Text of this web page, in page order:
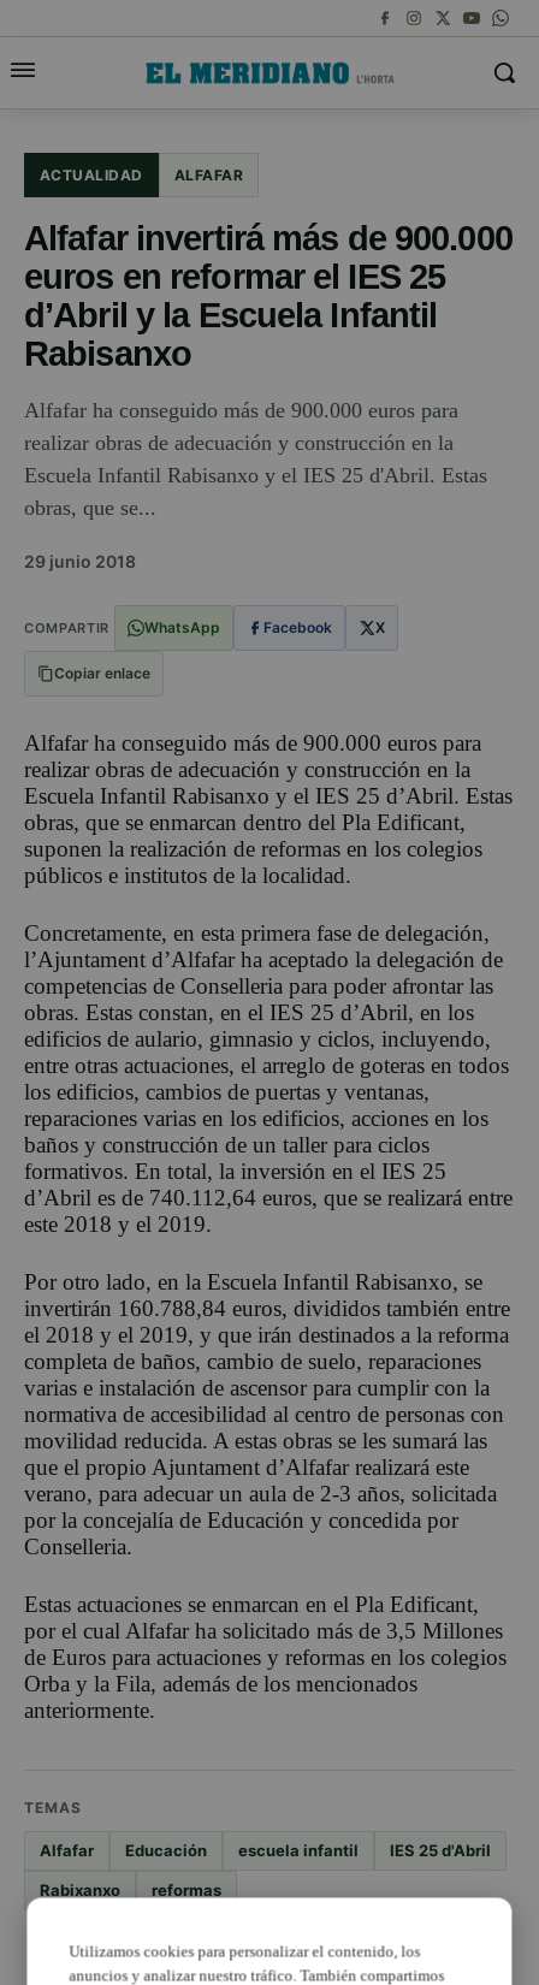
ACTUALIDAD ALFAFAR
Alfafar invertirá más de 900.000
euros en reformar el IES 25
d’Abril y la Escuela Infantil
Rabisanxo
Alfafar ha conseguido más de 900.000 euros para
realizar obras de adecuación y construcción en la
Escuela Infantil Rabisanxo y el IES 25 d'Abril. Estas
obras, que se...
29 junio 2018
COMPARTIR WhatsApp Facebook X
Copiar enlace
Alfafar ha conseguido más de 900.000 euros para
realizar obras de adecuación y construcción en la
Escuela Infantil Rabisanxo y el IES 25 d’Abril. Estas
obras, que se enmarcan dentro del Pla Edificant,
suponen la realización de reformas en los colegios
públicos e institutos de la localidad.
Concretamente, en esta primera fase de delegación,
l’Ajuntament d’Alfafar ha aceptado la delegación de
competencias de Conselleria para poder afrontar las
obras. Estas constan, en el IES 25 d’Abril, en los
edificios de aulario, gimnasio y ciclos, incluyendo,
entre otras actuaciones, el arreglo de goteras en todos
los edificios, cambios de puertas y ventanas,
reparaciones varias en los edificios, acciones en los
baños y construcción de un taller para ciclos
formativos. En total, la inversión en el IES 25
d’Abril es de 740.112,64 euros, que se realizará entre
este 2018 y el 2019.
Por otro lado, en la Escuela Infantil Rabisanxo, se
invertirán 160.788,84 euros, divididos también entre
el 2018 y el 2019, y que irán destinados a la reforma
completa de baños, cambio de suelo, reparaciones
varias e instalación de ascensor para cumplir con la
normativa de accesibilidad al centro de personas con
movilidad reducida. A estas obras se les sumará las
que el propio Ajuntament d’Alfafar realizará este
verano, para adecuar un aula de 2-3 años, solicitada
por la concejalía de Educación y concedida por
Conselleria.
Estas actuaciones se enmarcan en el Pla Edificant,
por el cual Alfafar ha solicitado más de 3,5 Millones
de Euros para actuaciones y reformas en los colegios
Orba y la Fila, además de los mencionados
anteriormente.
TEMAS
Alfafar Educación escuela infantil IES 25 d'Abril
Rabixanxo reformas
PUBLICIDAD
Utilizamos cookies para personalizar el contenido, los
anuncios y analizar nuestro tráfico. También compartimos